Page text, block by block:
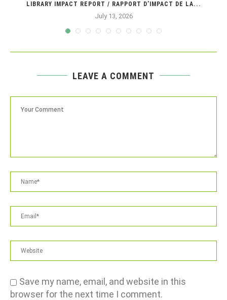
LIBRARY IMPACT REPORT / RAPPORT D’IMPACT DE LA...
July 13, 2026
LEAVE A COMMENT
Save my name, email, and website in this
browser for the next time I comment.